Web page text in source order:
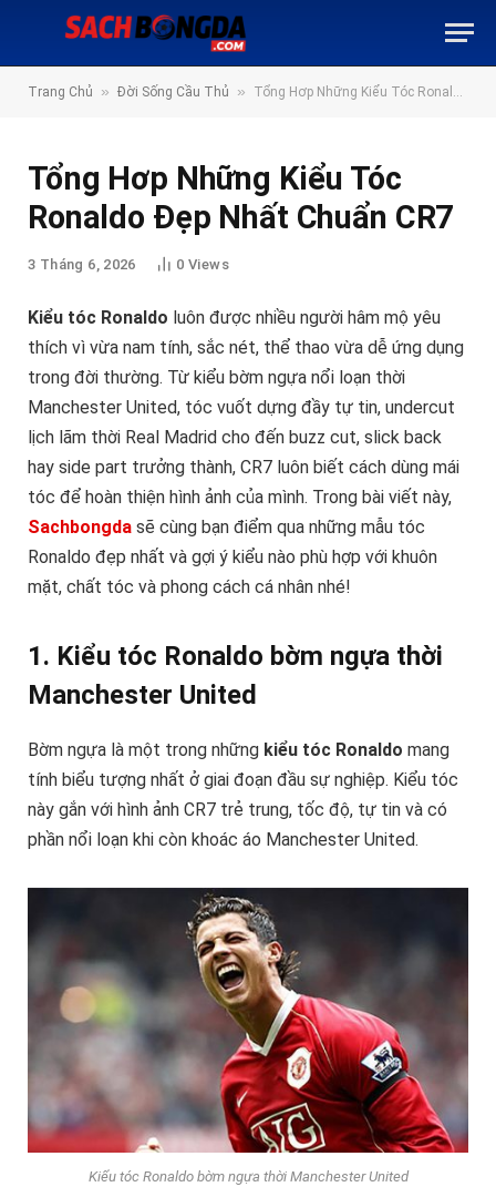
Trang Chủ » Đời Sống Cầu Thủ » Tổng Hơp Những Kiểu Tóc Ronaldo Đẹp Nhất Chuẩn CR7
Tổng Hơp Những Kiểu Tóc
Ronaldo Đẹp Nhất Chuẩn CR7
3 Tháng 6, 2026 0Views
Kiểu tóc Ronaldo luôn được nhiều người hâm mộ yêu
thích vì vừa nam tính, sắc nét, thể thao vừa dễ ứng dụng
trong đời thường. Từ kiểu bờm ngựa nổi loạn thời
Manchester United, tóc vuốt dựng đầy tự tin, undercut
lịch lãm thời Real Madrid cho đến buzz cut, slick back
hay side part trưởng thành, CR7 luôn biết cách dùng mái
tóc để hoàn thiện hình ảnh của mình. Trong bài viết này,
Sachbongda sẽ cùng bạn điểm qua những mẫu tóc
Ronaldo đẹp nhất và gợi ý kiểu nào phù hợp với khuôn
mặt, chất tóc và phong cách cá nhân nhé!
1. Kiểu tóc Ronaldo bờm ngựa thời
Manchester United
Bờm ngựa là một trong những kiểu tóc Ronaldo mang
tính biểu tượng nhất ở giai đoạn đầu sự nghiệp. Kiểu tóc
này gắn với hình ảnh CR7 trẻ trung, tốc độ, tự tin và có
phần nổi loạn khi còn khoác áo Manchester United.
Kiểu tóc Ronaldo bờm ngựa thời Manchester United